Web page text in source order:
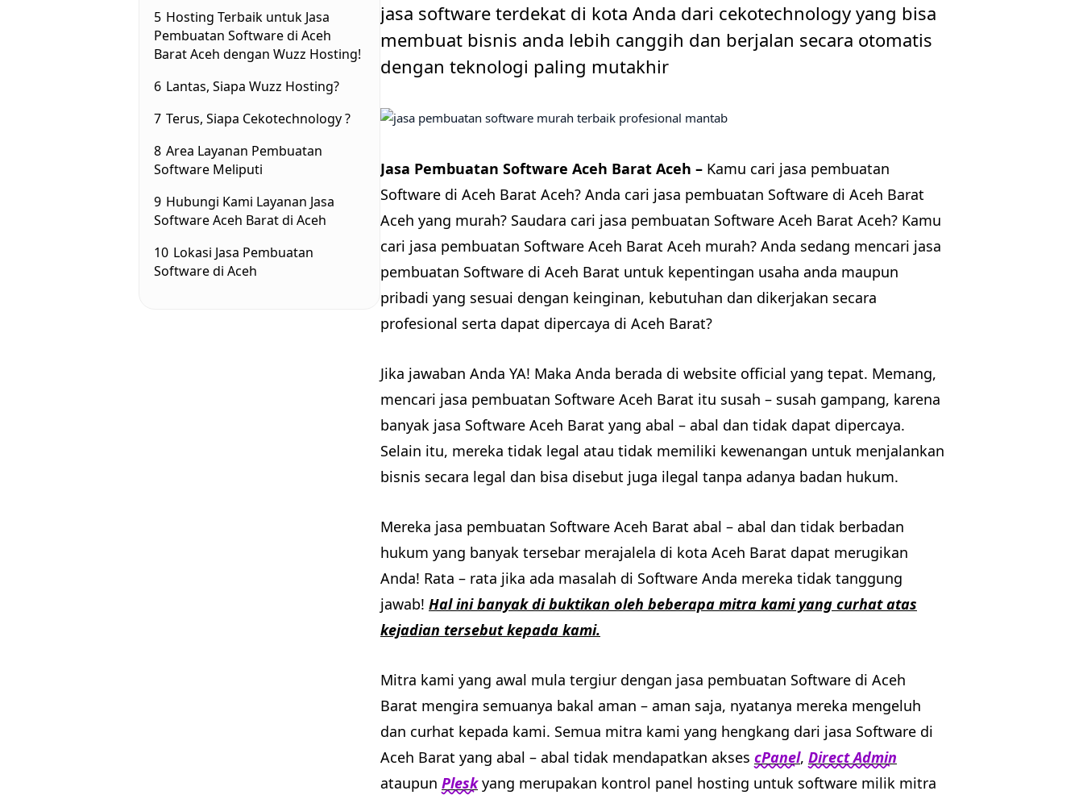
5 Hosting Terbaik untuk Jasa
Pembuatan Software di Aceh
Barat Aceh dengan Wuzz Hosting!
6 Lantas, Siapa Wuzz Hosting?
7 Terus, Siapa Cekotechnology ?
8 Area Layanan Pembuatan
Software Meliputi
9 Hubungi Kami Layanan Jasa
Software Aceh Barat di Aceh
10 Lokasi Jasa Pembuatan
Software di Aceh
jasa software terdekat di kota Anda dari cekotechnology yang bisa
membuat bisnis anda lebih canggih dan berjalan secara otomatis
dengan teknologi paling mutakhir
Jasa Pembuatan Software Aceh Barat Aceh – Kamu cari jasa pembuatan
Software di Aceh Barat Aceh? Anda cari jasa pembuatan Software di Aceh Barat
Aceh yang murah? Saudara cari jasa pembuatan Software Aceh Barat Aceh? Kamu
cari jasa pembuatan Software Aceh Barat Aceh murah? Anda sedang mencari jasa
pembuatan Software di Aceh Barat untuk kepentingan usaha anda maupun
pribadi yang sesuai dengan keinginan, kebutuhan dan dikerjakan secara
profesional serta dapat dipercaya di Aceh Barat?
Jika jawaban Anda YA! Maka Anda berada di website official yang tepat. Memang,
mencari jasa pembuatan Software Aceh Barat itu susah – susah gampang, karena
banyak jasa Software Aceh Barat yang abal – abal dan tidak dapat dipercaya.
Selain itu, mereka tidak legal atau tidak memiliki kewenangan untuk menjalankan
bisnis secara legal dan bisa disebut juga ilegal tanpa adanya badan hukum.
Mereka jasa pembuatan Software Aceh Barat abal – abal dan tidak berbadan
hukum yang banyak tersebar merajalela di kota Aceh Barat dapat merugikan
Anda! Rata – rata jika ada masalah di Software Anda mereka tidak tanggung
jawab! Hal ini banyak di buktikan oleh beberapa mitra kami yang curhat atas
kejadian tersebut kepada kami.
Mitra kami yang awal mula tergiur dengan jasa pembuatan Software di Aceh
Barat mengira semuanya bakal aman – aman saja, nyatanya mereka mengeluh
dan curhat kepada kami. Semua mitra kami yang hengkang dari jasa Software di
Aceh Barat yang abal – abal tidak mendapatkan akses cPanel, Direct Admin
ataupun Pleskyang merupakan kontrol panel hosting untuk software milik mitra